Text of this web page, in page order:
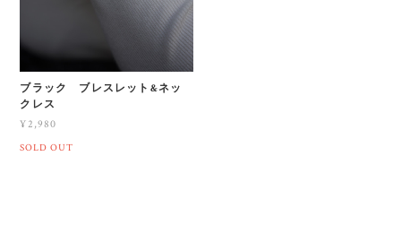
ブラック ブレスレット&ネッ
クレス
¥2,980
SOLD OUT